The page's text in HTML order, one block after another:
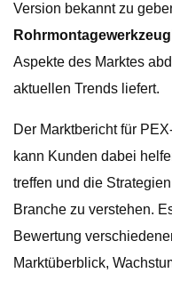
Version bekannt zu
Rohrmontagewerkzeug
Aspekte des Marktes
aktuellen Trends liefert.
Der Marktbericht für
kann Kunden dabei
treffen und die
Branche zu verstehen.
Bewertung
Marktüberblick,